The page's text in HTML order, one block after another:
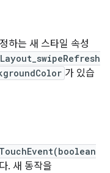
하는 새 스타일 속성
가 있습
. 새 동작을